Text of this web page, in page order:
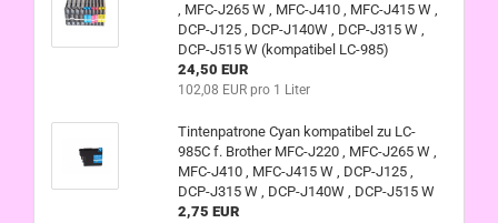
, MFC-J265 W , MFC-J410 , MFC-J415 W ,
DCP-J125 , DCP-J140W , DCP-J315 W ,
DCP-J515 W (kompatibel LC-985)
24,50 EUR
102,08 EUR pro 1 Liter
Tintenpatrone Cyan kompatibel zu LC-
985C f. Brother MFC-J220 , MFC-J265 W ,
MFC-J410 , MFC-J415 W , DCP-J125 ,
DCP-J315 W , DCP-J140W , DCP-J515 W
2,75 EUR